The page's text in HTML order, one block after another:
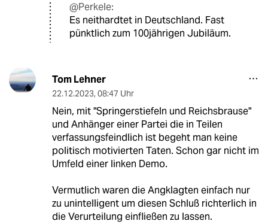
@Perkele:
Es neithardtet in Deutschland. Fast
pünktlich zum 100jährigen Jubiläum.
Tom Lehner
22.12.2023, 08:47 Uhr
Nein, mit "Springerstiefeln und Reichsbrause"
und Anhänger einer Partei die in Teilen
verfassungsfeindlich ist begeht man keine
politisch motivierten Taten. Schon gar nicht im
Umfeld einer linken Demo.
Vermutlich waren die Angklagten einfach nur
zu unintelligent um diesen Schluß richterlich in
die Verurteilung einfließen zu lassen.